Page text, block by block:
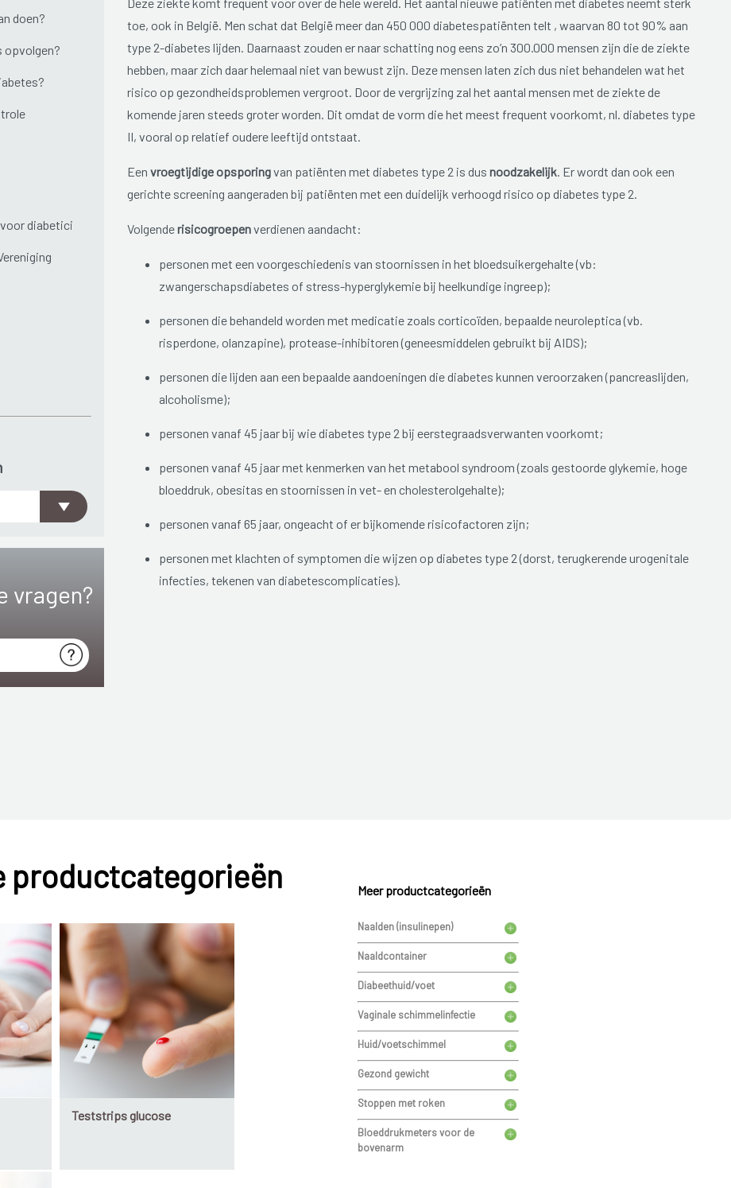
doen?
opvolgen?
diabetici
vragen?
toe, ook in België. Men schat dat België meer dan 450 000 diabetespatiënten telt , waarvan 80 tot 90% aan
type 2-diabetes lijden. Daarnaast zouden er naar schatting nog eens zo’n 300.000 mensen zijn die de ziekte
hebben, maar zich daar helemaal niet van bewust zijn. Deze mensen laten zich dus niet behandelen wat het
risico op gezondheidsproblemen vergroot. Door de vergrijzing zal het aantal mensen met de ziekte de
komende jaren steeds groter worden. Dit omdat de vorm die het meest frequent voorkomt, nl. diabetes type
II, vooral op relatief oudere leeftijd ontstaat.
Een vroegtijdige opsporingvan patiënten met diabetes type 2 is dus noodzakelijk. Er wordt dan ook een
gerichte screening aangeraden bij patiënten met een duidelijk verhoogd risico op diabetes type 2.
Volgenderisicogroepenverdienen aandacht:
personen met een voorgeschiedenis van stoornissen in het bloedsuikergehalte (vb:
zwangerschapsdiabetes of stress-hyperglykemie bij heelkundige ingreep);
personen die behandeld worden met medicatie zoals corticoïden, bepaalde neuroleptica (vb.
risperdone, olanzapine), protease-inhibitoren (geneesmiddelen gebruikt bij AIDS);
personen die lijden aan een bepaalde aandoeningen die diabetes kunnen veroorzaken (pancreaslijden,
alcoholisme);
personen vanaf 45 jaar bij wie diabetes type 2 bij eerstegraadsverwanten voorkomt;
personen vanaf 45 jaar met kenmerken van het metabool syndroom (zoals gestoorde glykemie, hoge
bloeddruk, obesitas en stoornissen in vet- en cholesterolgehalte);
personen vanaf 65 jaar, ongeacht of er bijkomende risicofactoren zijn;
personen met klachten of symptomen die wijzen op diabetes type 2 (dorst, terugkerende urogenitale
infecties, tekenen van diabetescomplicaties).
productcategorieën
Teststrips glucose
Meer productcategorieën
Naalden (insulinepen)
Naaldcontainer
Diabeethuid/voet
Vaginale schimmelinfectie
Huid/voetschimmel
Gezond gewicht
Stoppen met roken
Bloeddrukmeters voor de
bovenarm